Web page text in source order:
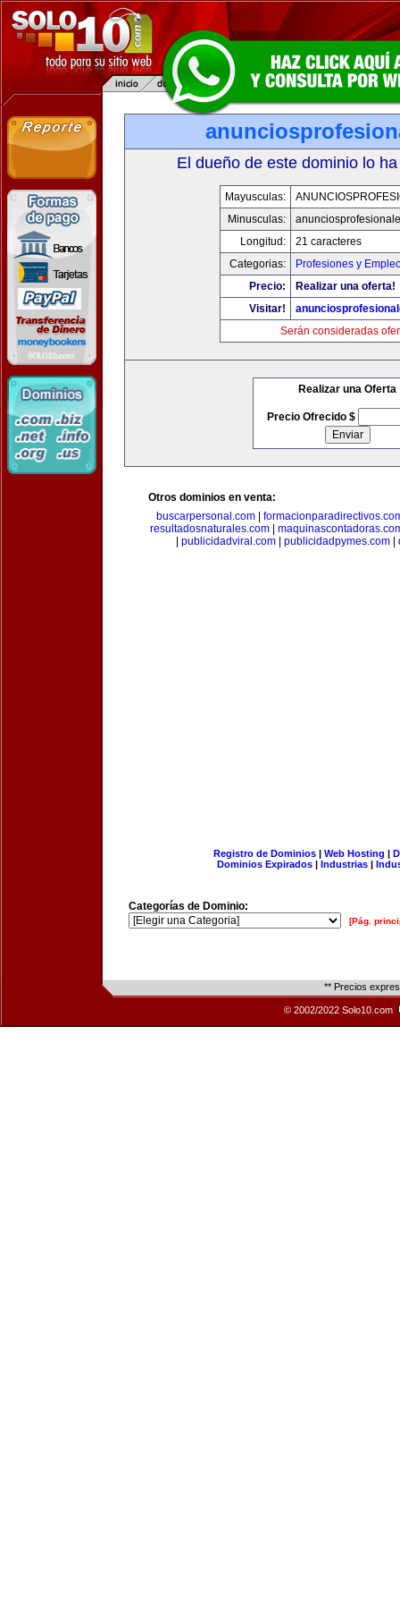
El dueño de este dominio lo
Mayusculas:
Minusculas:
Longitud:
21 caracteres
Categorias:
Profesiones y
Precio:
Realizar una oferta!
Visitar!
Serán consideradas
Realizar una Oferta
Precio Ofrecido $
Otros dominios en venta:
buscarpersonal.com|
resultadosnaturales.com|
publicidadviral.com publicidadpymes.com
Registro de Dominios| Web Hosting |
Dominios Expirados | Industrias |
Categorías de Dominio:
[Pág.
** Precios
© 2002/2022 Solo10.com